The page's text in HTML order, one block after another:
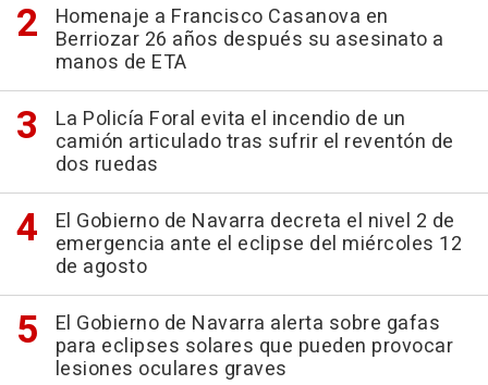
Homenaje a Francisco Casanova en
Berriozar 26 años después su asesinato a
manos de ETA
La Policía Foral evita el incendio de un
camión articulado tras sufrir el reventón de
dos ruedas
El Gobierno de Navarra decreta el nivel 2 de
emergencia ante el eclipse del miércoles 12
de agosto
El Gobierno de Navarra alerta sobre gafas
para eclipses solares que pueden provocar
lesiones oculares graves